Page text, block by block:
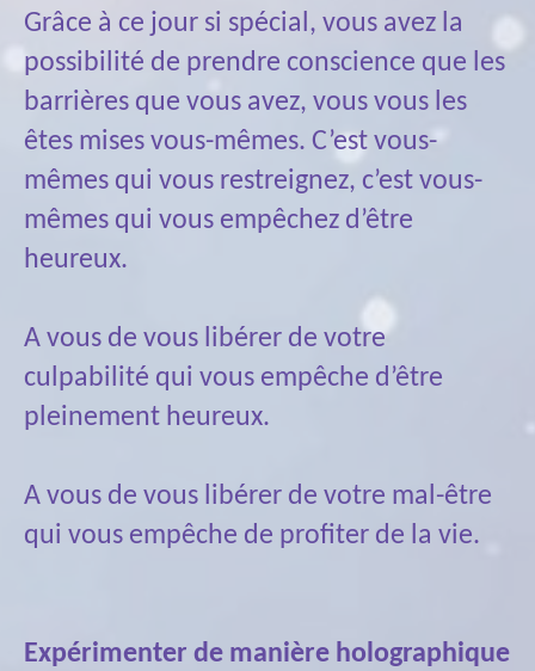
Grâce à ce jour si spécial, vous avez la
possibilité de prendre conscience que les
barrières que vous avez, vous vous les
êtes mises vous-mêmes. C’est vous-
mêmes qui vous restreignez, c’est vous-
mêmes qui vous empêchez d’être
heureux.
A vous de vous libérer de votre
culpabilité qui vous empêche d’être
pleinement heureux.
A vous de vous libérer de votre mal-être
qui vous empêche de profiter de la vie.
Expérimenter de manière holographique